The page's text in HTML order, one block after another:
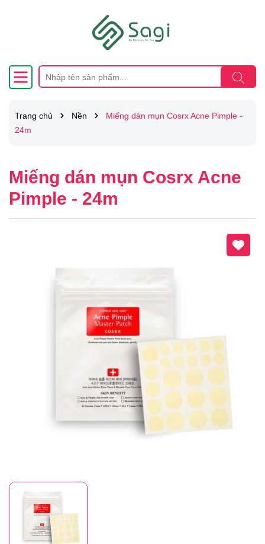
Trang chủ Nền
Miếng dán mụn Cosrx Acne Pimple -
24m
Miếng dán mụn Cosrx Acne
Pimple - 24m
Mã giảm giá:
Ngày hết hạn:
Điều kiện: